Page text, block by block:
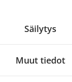
Säilytys
Muut tiedot